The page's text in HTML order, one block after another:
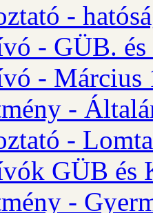
-
- GÜB.
- Március
-
-
GÜB és
-